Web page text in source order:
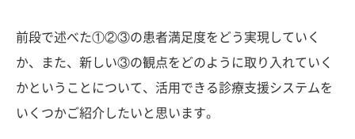
前段で述べた①②③の患者満足度をどう実現していく
か、また、新しい③の観点をどのように取り入れていく
かということについて、活用できる診療支援システムを
いくつかご紹介したいと思います。